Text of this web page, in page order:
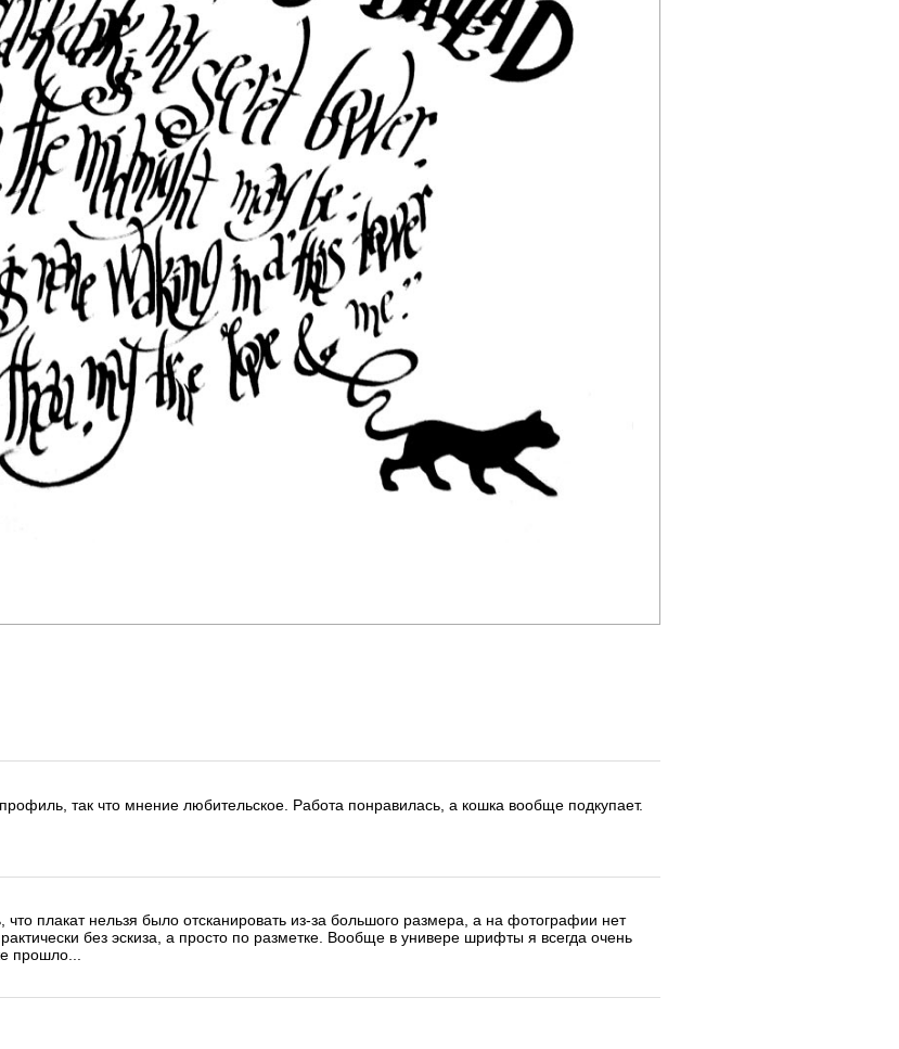
так что мнение любительское. Работа понравилась, а кошка вообще подкупает.
плакат нельзя было отсканировать из-за большого размера, а на фотографии нет
без эскиза, а просто по разметке. Вообще в универе шрифты я всегда очень
прошло...